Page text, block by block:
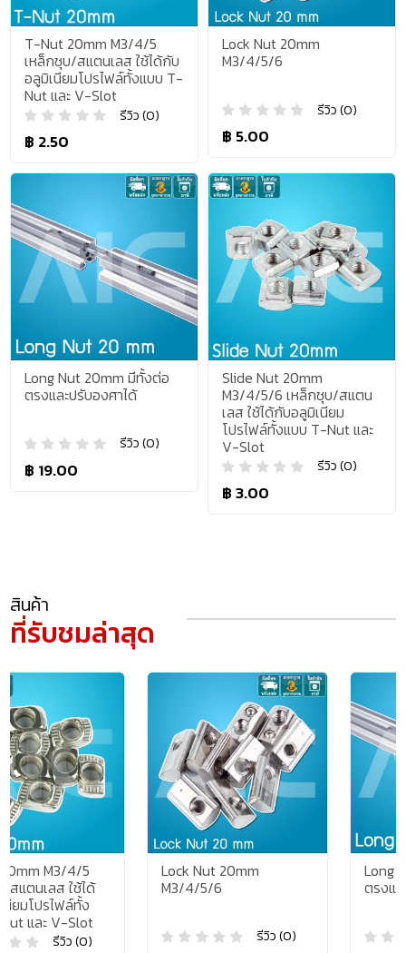
T-Nut 20mm M3/4/5
เหล็กชุบ/สแตนเลส ใช้ได้กับ
อลูมิเนียมโปรไฟล์ทั้งแบบ T-
Nut และ V-Slot
รีวิว (0)
฿ 2.50
Lock Nut 20mm
M3/4/5/6
รีวิว (0)
฿ 5.00
Long Nut 20mm มีทั้งต่อ
ตรงและปรับองศาได้
รีวิว (0)
฿ 19.00
Slide Nut 20mm
M3/4/5/6 เหล็กชุบ/สแตน
เลส ใช้ได้กับอลูมิเนียม
โปรไฟล์ทั้งแบบ T-Nut และ
V-Slot
รีวิว (0)
฿ 3.00
สินค้า
ที่รับชมล่าสุด
Lock Nut 20mm
M3/4/5/6
รีวิว (0)
Long Nut 20mm มีทั้งต่อ
ตรงและปรับองศาได้
รีวิว (0)